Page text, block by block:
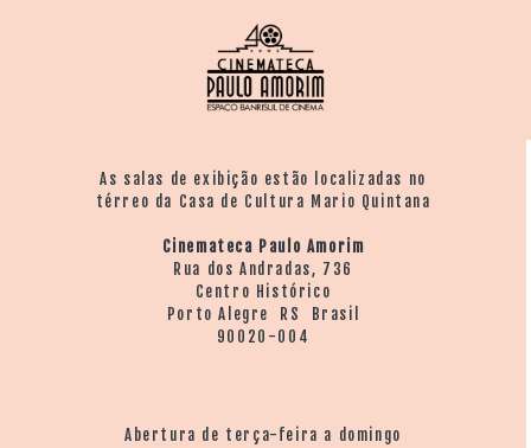
demoníaca associada ao Povo de Rua, aos Exus.
Fazendo um desserviço à nossa tradição", explica Luis
As salas de exibição estão localizadas no
térreo da Casa de Cultura Mario Quintana
Cinemateca Paulo Amorim
Rua dos Andradas, 736
Centro Histórico
Porto Alegre RS Brasil
90020-004
Abertura de terça-feira a domingo